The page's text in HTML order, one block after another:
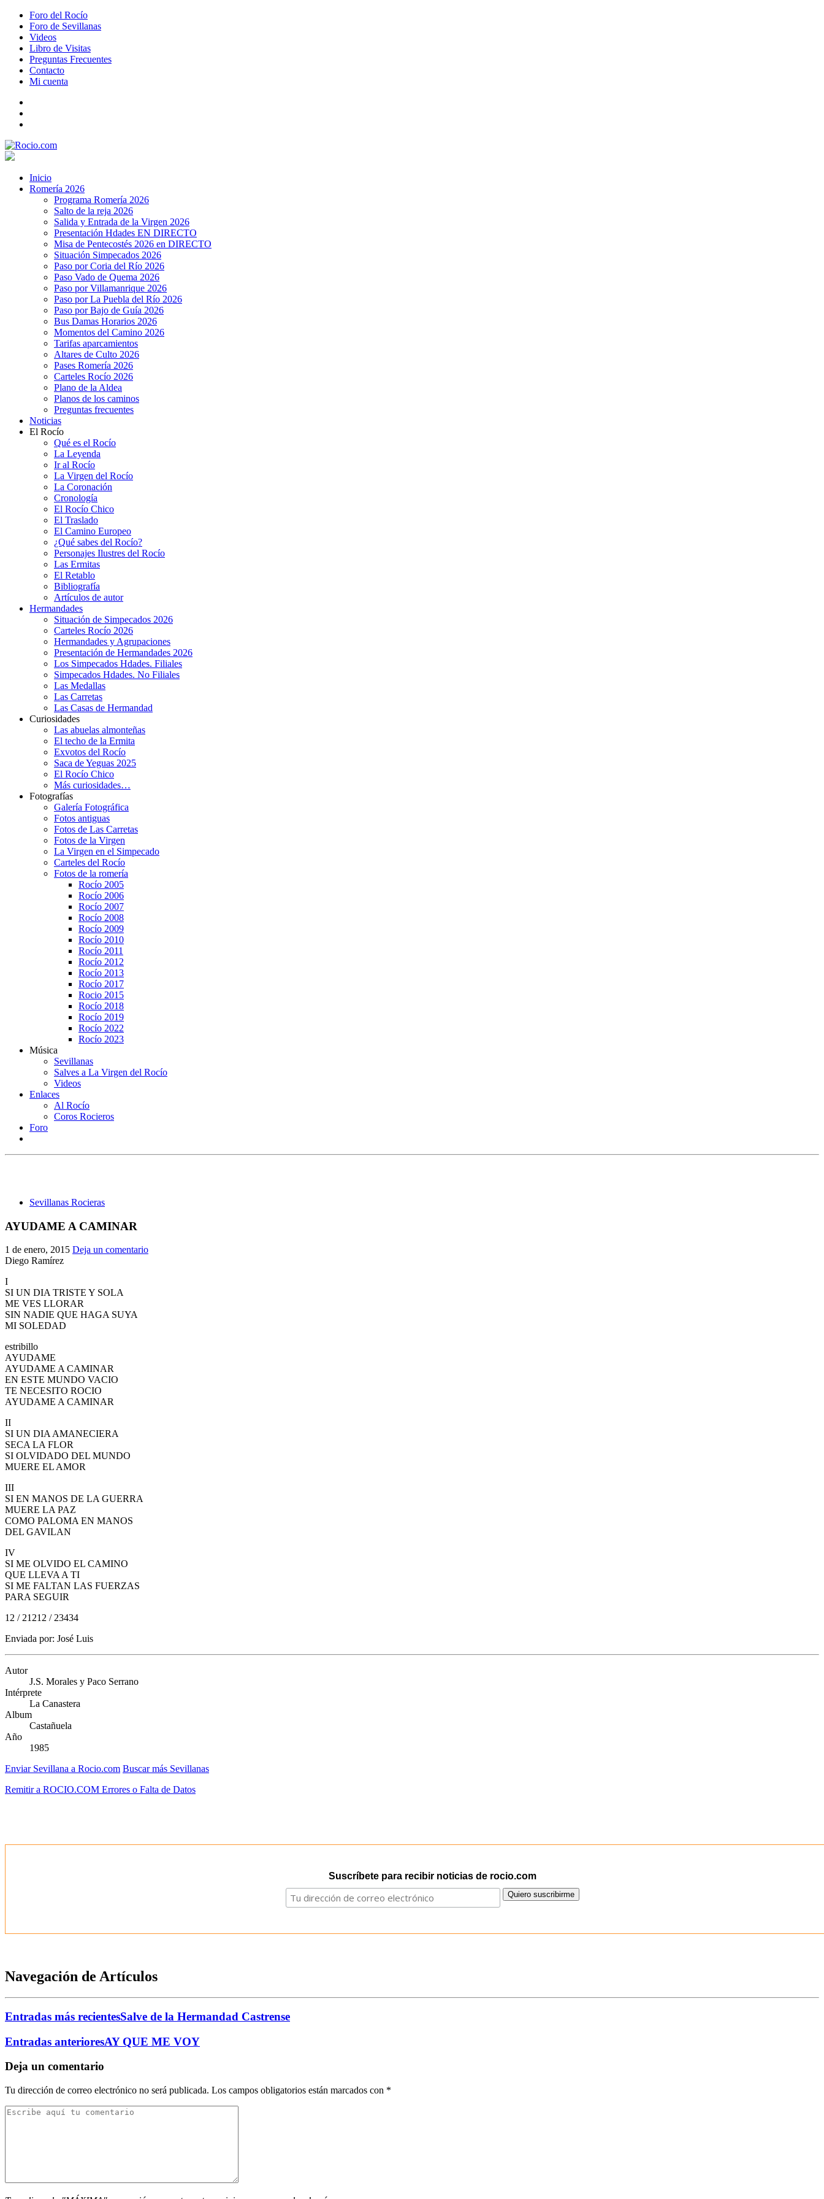
Foro del Rocío
Foro de Sevillanas
Videos
Libro de Visitas
Preguntas Frecuentes
Contacto
Mi cuenta
Inicio
Romería 2026
Programa Romería 2026
Salto de la reja 2026
Salida y Entrada de la Virgen 2026
Presentación Hdades EN DIRECTO
Misa de Pentecostés 2026 en DIRECTO
Situación Simpecados 2026
Paso por Coria del Río 2026
Paso Vado de Quema 2026
Paso por Villamanrique 2026
Paso por La Puebla del Río 2026
Paso por Bajo de Guía 2026
Bus Damas Horarios 2026
Momentos del Camino 2026
Tarifas aparcamientos
Altares de Culto 2026
Pases Romería 2026
Carteles Rocío 2026
Plano de la Aldea
Planos de los caminos
Preguntas frecuentes
Noticias
El Rocío
Qué es el Rocío
La Leyenda
Ir al Rocío
La Virgen del Rocío
La Coronación
Cronología
El Rocío Chico
El Traslado
El Camino Europeo
¿Qué sabes del Rocío?
Personajes Ilustres del Rocío
Las Ermitas
El Retablo
Bibliografía
Artículos de autor
Hermandades
Situación de Simpecados 2026
Carteles Rocío 2026
Hermandades y Agrupaciones
Presentación de Hermandades 2026
Los Simpecados Hdades. Filiales
Simpecados Hdades. No Filiales
Las Medallas
Las Carretas
Las Casas de Hermandad
Curiosidades
Las abuelas almonteñas
El techo de la Ermita
Exvotos del Rocío
Saca de Yeguas 2025
El Rocío Chico
Más curiosidades…
Fotografías
Galería Fotográfica
Fotos antiguas
Fotos de Las Carretas
Fotos de la Virgen
La Virgen en el Simpecado
Carteles del Rocío
Fotos de la romería
Rocío 2005
Rocío 2006
Rocío 2007
Rocío 2008
Rocío 2009
Rocío 2010
Rocío 2011
Rocío 2012
Rocío 2013
Rocío 2017
Rocio 2015
Rocío 2018
Rocío 2019
Rocío 2022
Rocío 2023
Música
Sevillanas
Salves a La Virgen del Rocío
Videos
Enlaces
Al Rocío
Coros Rocieros
Foro
Sevillanas Rocieras
AYUDAME A CAMINAR
1 de enero, 2015 Deja un comentario
Diego Ramírez
I
SI UN DIA TRISTE Y SOLA
ME VES LLORAR
SIN NADIE QUE HAGA SUYA
MI SOLEDAD
estribillo
AYUDAME
AYUDAME A CAMINAR
EN ESTE MUNDO VACIO
TE NECESITO ROCIO
AYUDAME A CAMINAR
II
SI UN DIA AMANECIERA
SECA LA FLOR
SI OLVIDADO DEL MUNDO
MUERE EL AMOR
III
SI EN MANOS DE LA GUERRA
MUERE LA PAZ
COMO PALOMA EN MANOS
DEL GAVILAN
IV
SI ME OLVIDO EL CAMINO
QUE LLEVA A TI
SI ME FALTAN LAS FUERZAS
PARA SEGUIR
12 / 21212 / 23434
Enviada por: José Luis
Autor
J.S. Morales y Paco Serrano
Intérprete
La Canastera
Album
Castañuela
Año
1985
Enviar Sevillana a Rocio.com Buscar más Sevillanas
Remitir a ROCIO.COM Errores o Falta de Datos
Suscríbete para recibir noticias de rocio.com
Navegación de Artículos
Entradas más recientesSalve de la Hermandad Castrense
Entradas anterioresAY QUE ME VOY
Deja un comentario
Tu dirección de correo electrónico no será publicada. Los campos obligatorios están marcados con *